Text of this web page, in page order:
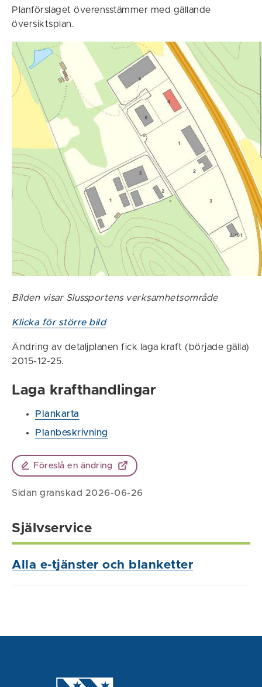
Planförslaget överensstämmer med gällande
översiktsplan.
Bilden visar Slussportens verksamhetsområde
Klicka för större bild
Ändring av detaljplanen fick laga kraft (började gälla)
2015-12-25.
Laga krafthandlingar
Plankarta
Planbeskrivning
Föreslå en ändring
Sidan granskad 2026-06-26
Självservice
Alla e-tjänster och blanketter